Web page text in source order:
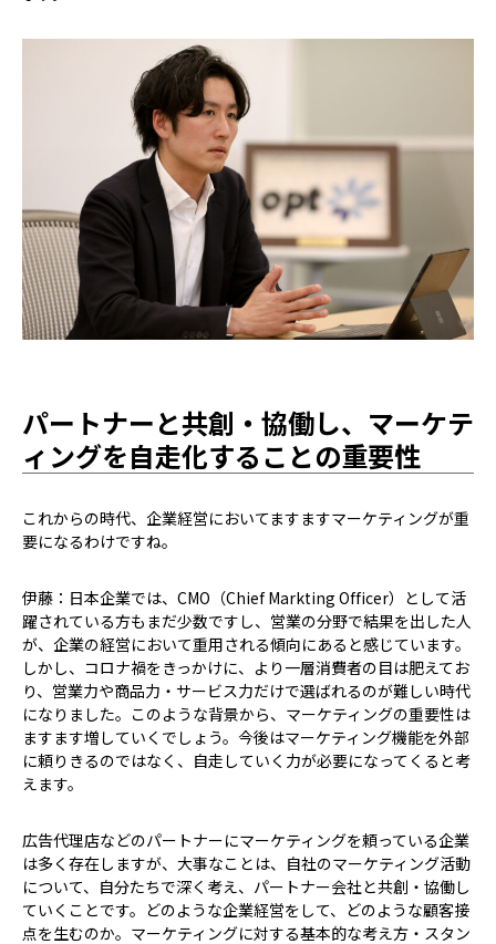
パートナーと共創・協働し、マーケテ
ィングを自走化することの重要性
――これからの時代、企業経営においてますますマーケティングが重
要になるわけですね。
伊藤：日本企業では、CMO（Chief Markting Officer）として活
躍されている方もまだ少数ですし、営業の分野で結果を出した人
が、企業の経営において重用される傾向にあると感じています。
しかし、コロナ禍をきっかけに、より一層消費者の目は肥えてお
り、営業力や商品力・サービス力だけで選ばれるのが難しい時代
になりました。このような背景から、マーケティングの重要性は
ますます増していくでしょう。今後はマーケティング機能を外部
に頼りきるのではなく、自走していく力が必要になってくると考
えます。
広告代理店などのパートナーにマーケティングを頼っている企業
は多く存在しますが、大事なことは、自社のマーケティング活動
について、自分たちで深く考え、パートナー会社と共創・協働し
ていくことです。どのような企業経営をして、どのような顧客接
点を生むのか。マーケティングに対する基本的な考え方・スタン